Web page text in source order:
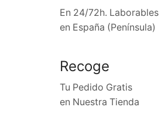
En 24/72h. Laborables
en España (Península)
Recoge
Tu Pedido Gratis
en Nuestra Tienda